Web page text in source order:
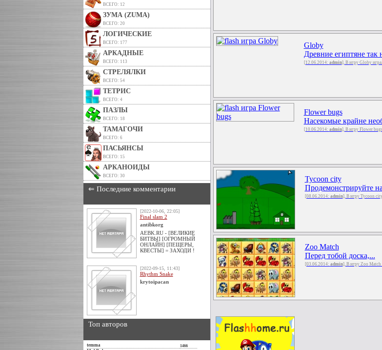
ВСЕГО: 12
ЗУМА (ZUMA)
ВСЕГО: 20
ЛОГИЧЕСКИЕ
ВСЕГО: 177
АРКАДНЫЕ
ВСЕГО: 113
СТРЕЛЯЛКИ
ВСЕГО: 54
ТЕТРИС
ВСЕГО: 4
ПАЗЛЫ
ВСЕГО: 18
ТАМАГОЧИ
ВСЕГО: 6
ПАСЬЯНСЫ
ВСЕГО: 15
АРКАНОИДЫ
ВСЕГО: 30
⇐ Последние комментарии
[2022-10-06, 22:05]
Final slam 2
antibkorg
AEBK.RU - [ВЕЛИКИЕ
БИТВЫ] [ОГРОМНЫЙ
ОНЛАЙН] [ПЕЩЕРЫ,
КВЕСТЫ] = ЗАХОДИ !
[2022-09-15, 11:43]
Rhythm Snake
krytoipacan
Топ авторов
temma 1466
Globy
Древние египтяне так
[12.06.2014: admin], В игру Globy
Flower bugs
Насекомые крайне
[10.06.2014: admin], В игру Flower
Tycoon сity
Продемонстрируйте
[08.06.2014: admin], В игру Tycoon
Zoo Match
Перед тобой доска,...
[03.06.2014: admin], В игру Zoo Match